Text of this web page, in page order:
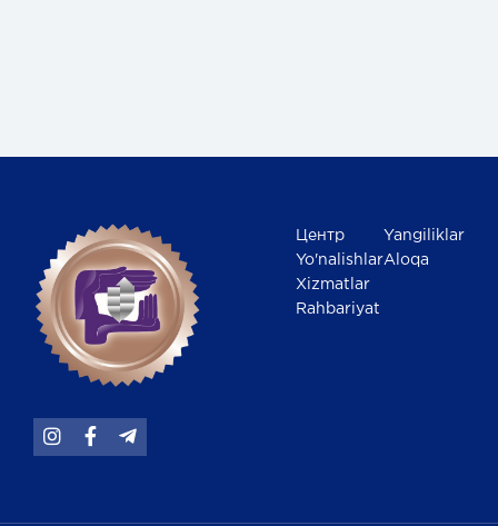
Центр
Yo'nalishlar
Xizmatlar
Rahbariyat
Yangiliklar
Aloqa